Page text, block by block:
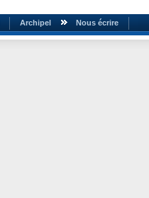
Archipel Nous écrire